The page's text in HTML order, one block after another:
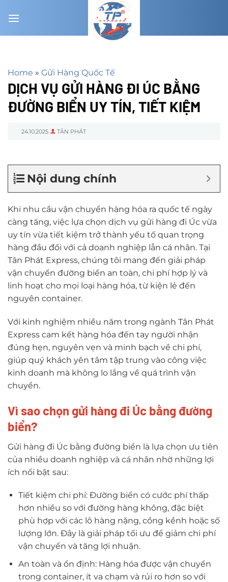
đến
Home » Gửi Hàng Quốc Tế
DỊCH VỤ GỬI HÀNG ĐI ÚC BẰNG
ĐƯỜNG BIỂN UY TÍN, TIẾT KIỆM
24.10.2025 TÂN PHÁT
Nội dung chính
Khi nhu cầu vận chuyển hàng hóa ra quốc tế ngày
càng tăng, việc lựa chọn dịch vụ gửi hàng đi Úc vừa
uy tín vừa tiết kiệm trở thành yếu tố quan trọng
hàng đầu đối với cả doanh nghiệp lẫn cá nhân. Tại
Tân Phát Express, chúng tôi mang đến giải pháp
vận chuyển đường biển an toàn, chi phí hợp lý và
linh hoạt cho mọi loại hàng hóa, từ kiện lẻ đến
nguyên container.
Với kinh nghiệm nhiều năm trong ngành Tân Phát
Express cam kết hàng hóa đến tay người nhận
đúng hẹn, nguyên vẹn và minh bạch về chi phí,
giúp quý khách yên tâm tập trung vào công việc
kinh doanh mà không lo lắng về quá trình vận
chuyển.
Vì sao chọn gửi hàng đi Úc bằng đường
biển?
Gửi hàng đi Úc bằng đường biển là lựa chọn ưu tiên
của nhiều doanh nghiệp và cá nhân nhờ những lợi
ích nổi bật sau:
Tiết kiệm chi phí: Đường biển có cước phí thấp
hơn nhiều so với đường hàng không, đặc biệt
phù hợp với các lô hàng nặng, cồng kềnh hoặc số
lượng lớn. Đây là giải pháp tối ưu để giảm chi phí
vận chuyển và tăng lợi nhuận.
An toàn và ổn định: Hàng hóa được vận chuyển
trong container, ít va chạm và rủi ro hơn so với